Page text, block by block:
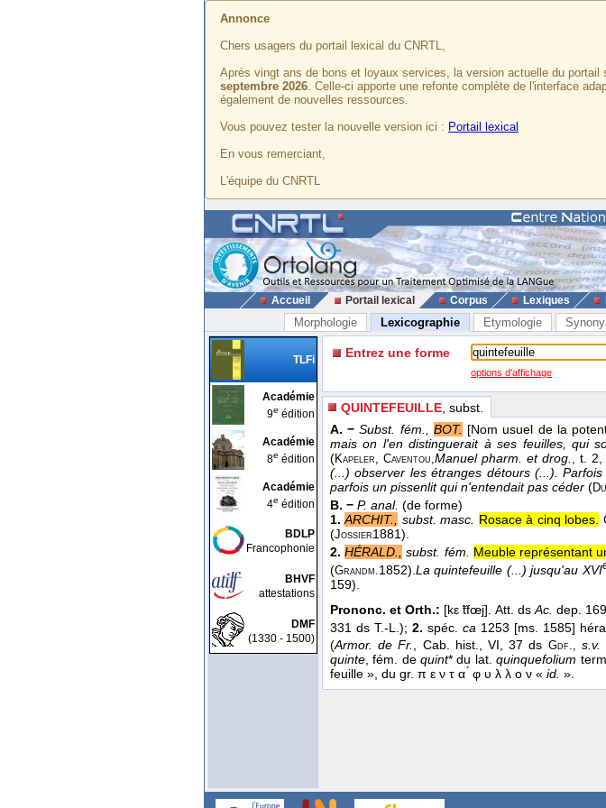
Annonce
Chers usagers du portail lexical du CNRTL,
Après vingt ans de bons et loyaux services, la version actuelle du
septembre 2026. Celle-ci apporte une refonte complète de l'interface
également de nouvelles ressources.
Vous pouvez tester la nouvelle version ici : Portail lexical
En vous remerciant,
L'équipe du CNRTL
Accueil Portail lexical Corpus Lexiques
Morphologie Lexicographie Etymologie
TLFi
Académie
9e édition
Académie
8e édition
Académie
4e édition
BDLP
Francophonie
BHVF
attestations
DMF
(1330 - 1500)
Entrez une forme
options d'affichage
QUINTEFEUILLE , subst.
A. − Subst. fém., BOT. [Nom usuel de la
mais on l'en distinguerait à ses feuilles, qui
(Kapeler, Caventou,Manuel pharm. et drog., t. 2,
(...) observer les étranges détours (...).
parfois un pissenlit qui n'entendait pas céder (
B. − P. anal. (de forme)
1. ARCHIT., subst. masc. Rosace à cinq lobes.
(Jossier1881).
2. HÉRALD., subst. fém. Meuble représentant
(Grandm.1852). La quintefeuille (...) jusqu'au XVI
159).
Prononc. et Orth.: [kε ̃tfœj]. Att. ds Ac. dep.
331 ds T.-L.); 2. spéc. ca 1253 [ms. 1585]
(Armor. de Fr. , Cab. hist., VI, 37 ds Gdf., s.v.
quinte , fém. dequint* du lat.quinquefolium
feuille », du gr. π ε ν τ α ́ φ υ λ λ ο ν « id. ».